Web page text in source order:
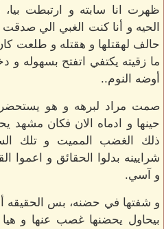
ظهرت انا سابته و ارتبطت
الحيه و أنا كنت الغبي الي
حالف لهقتلها و هقتله و طلعت
ما زقيته يكتفي اتفتح
أوضه النوم..
صمت مراد لبرهه و هو يستحضر
حينها و ادماه الان فكان مشهد
ذلك الغضب المميت و تلك
شرايينه بدلوا الحقائق و اعموا
و آسي.
و شفتها في حضنه، بس الحقيقه
بيحاول يحضنها غصب عنها و